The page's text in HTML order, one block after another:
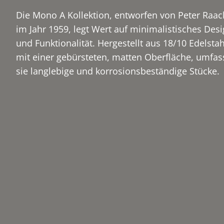
Die Mono A Kollektion, entworfen von Peter
im Jahr 1959, legt Wert auf minimalistisches
und Funktionalität. Hergestellt aus 18/10
mit einer gebürsteten, matten Oberfläche,
sie langlebige und korrosionsbeständige Stücke.